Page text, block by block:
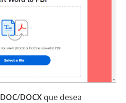
DOC/DOCX que desea